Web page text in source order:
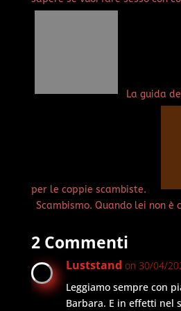
La guida
per le coppie scambiste.
Scambismo. Quando lei non è
2 Commenti
Luststand on 30/04/
Leggiamo sempre con
Barbara. E in effetti nel